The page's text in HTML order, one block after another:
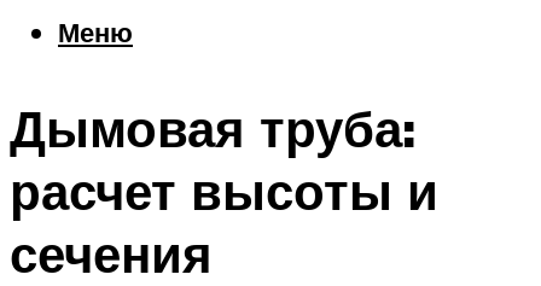
Меню
Дымовая труба:
расчет высоты и
сечения